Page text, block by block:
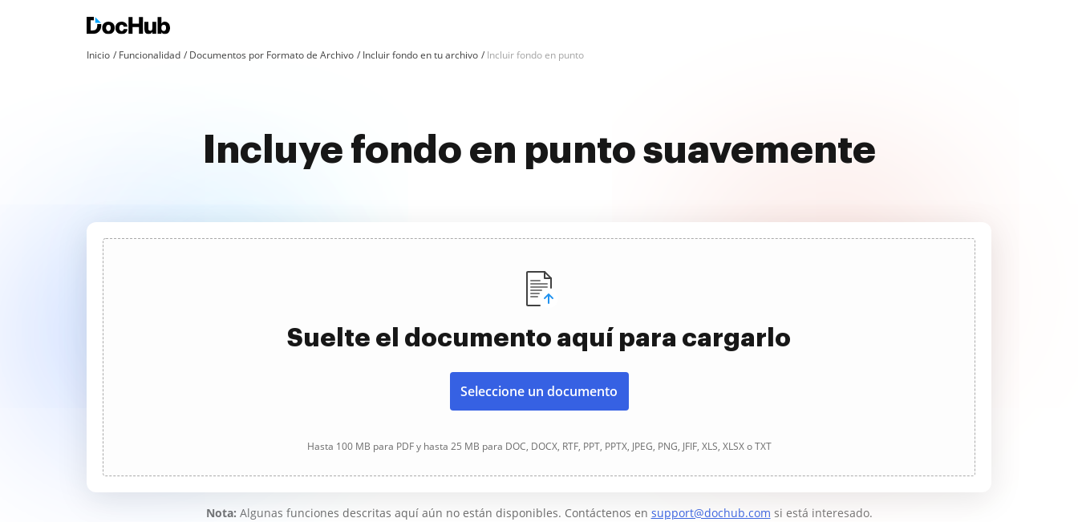
Inicio Funcionalidad Documentos por Formato de Archivo Incluir fondo en tu archivo Incluir fondo en punto
Incluye fondo en punto suavemente
Suelte el documento aquí para cargarlo
Seleccione un documento
Hasta 100 MB para PDF y hasta 25 MB para DOC, DOCX, RTF, PPT, PPTX, JPEG, PNG, JFIF, XLS, XLSX o TXT
Nota: Algunas funciones descritas aquí aún no están disponibles. Contáctenos en support@dochub.com si está interesado.